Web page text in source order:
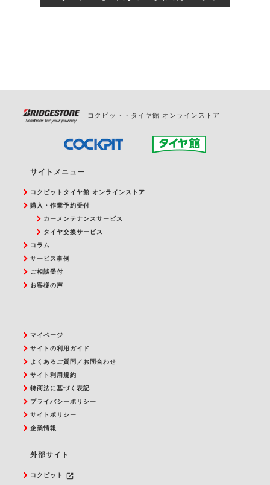
の日時変更につきましては、直接ご予約の店舗まで
コクピット・タイヤ館 オンラインストア
サイトメニュー
コクピットタイヤ館 オンラインストア
購入・作業予約受付
カーメンテナンスサービス
タイヤ交換サービス
コラム
サービス事例
ご相談受付
お客様の声
マイページ
サイトの利用ガイド
よくあるご質問／お問合わせ
サイト利用規約
特商法に基づく表記
プライバシーポリシー
サイトポリシー
企業情報
外部サイト
コクピット
launch